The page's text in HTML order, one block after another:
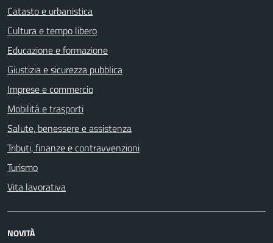
Catasto e urbanistica
Cultura e tempo libero
Educazione e formazione
Giustizia e sicurezza pubblica
Imprese e commercio
Mobilità e trasporti
Salute, benessere e assistenza
Tributi, finanze e contravvenzioni
Turismo
Vita lavorativa
NOVITÀ